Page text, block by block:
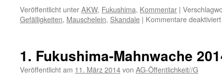
Veröffentlicht unterAKW, Fukushima, Kommentar |
Gefälligkeiten, Mauschelein, Skandale | Kommentare deaktiviert
1. Fukushima-Mahnwache
Veröffentlicht am 11. März 2014von AG-Öffentlichkeit//G